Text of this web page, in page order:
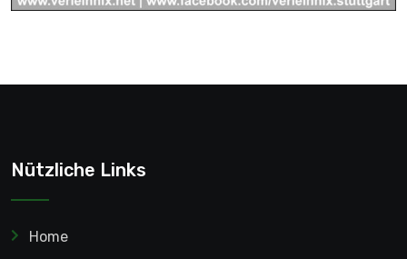
Nützliche Links
Home